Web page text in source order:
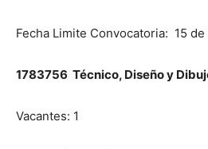
Fecha Limite Convocatoria: 15
1783756 Técnico, Diseño y
Vacantes: 1